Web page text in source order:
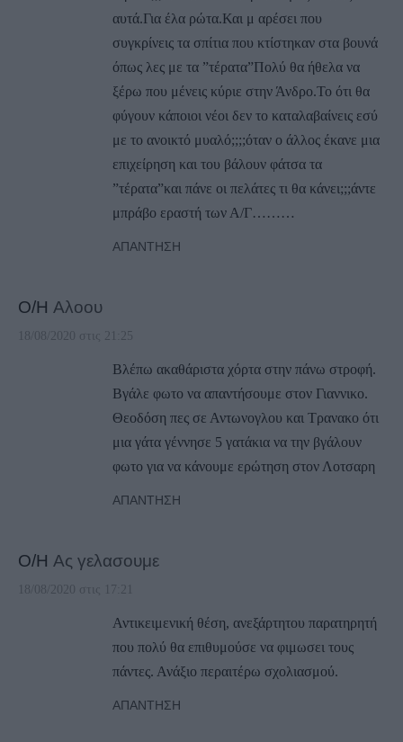
αυτά.Για έλα ρώτα.Και μ αρέσει που
συγκρίνεις τα σπίτια που κτίστηκαν στα βουνά
όπως λες με τα ”τέρατα”Πολύ θα ήθελα να
ξέρω που μένεις κύριε στην Άνδρο.Το ότι θα
φύγουν κάποιοι νέοι δεν το καταλαβαίνεις εσύ
με το ανοικτό μυαλό;;;;όταν ο άλλος έκανε μια
επιχείρηση και του βάλουν φάτσα τα
”τέρατα”και πάνε οι πελάτες τι θα κάνει;;;άντε
μπράβο εραστή των Α/Γ………
ΑΠΆΝΤΗΣΗ
Ο/Η Αλοου
18/08/2020 στις 21:25
Βλέπω ακαθάριστα χόρτα στην πάνω στροφή.
Βγάλε φωτο να απαντήσουμε στον Γιαννικο.
Θεοδόση πες σε Αντωνογλου και Τρανακο ότι
μια γάτα γέννησε 5 γατάκια να την βγάλουν
φωτο για να κάνουμε ερώτηση στον Λοτσαρη
ΑΠΆΝΤΗΣΗ
Ο/Η Ας γελασουμε
18/08/2020 στις 17:21
Αντικειμενική θέση, ανεξάρτητου παρατηρητή
που πολύ θα επιθυμούσε να φιμωσει τους
πάντες. Ανάξιο περαιτέρω σχολιασμού.
ΑΠΆΝΤΗΣΗ